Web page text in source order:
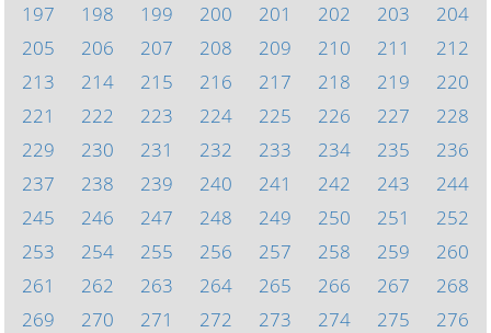
197
198 199 200 201 202 203
204
205
206 207 208 209 210 211
212
213
214 215 216 217 218 219
220
221
222 223 224 225 226 227
228
229
230 231 232 233 234 235
236
237
238 239 240 241 242 243
244
245
246 247 248 249 250 251
252
253
254 255 256 257 258 259
260
261
262 263 264 265 266 267
268
269
270 271 272 273 274 275
276